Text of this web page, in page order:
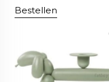
Bestellen